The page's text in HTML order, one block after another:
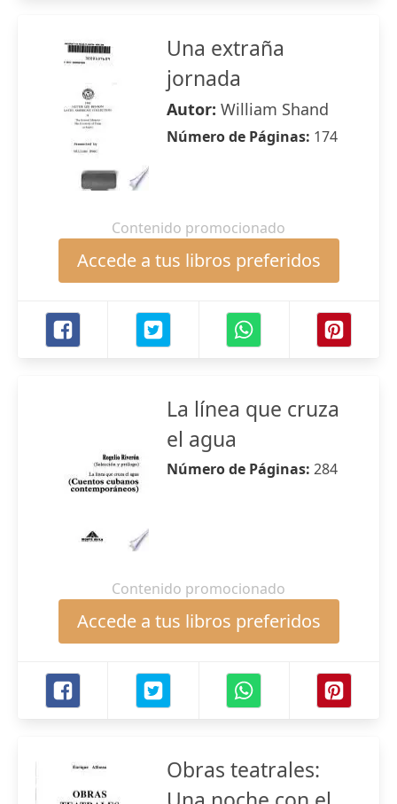
Una extraña
jornada
Autor: William Shand
Número de Páginas: 174
Contenido promocionado
Accede a tus libros preferidos
La línea que cruza
el agua
Número de Páginas: 284
Contenido promocionado
Accede a tus libros preferidos
Obras teatrales: